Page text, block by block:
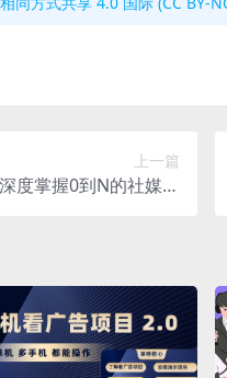
上一篇
度掌握0到N的社媒开